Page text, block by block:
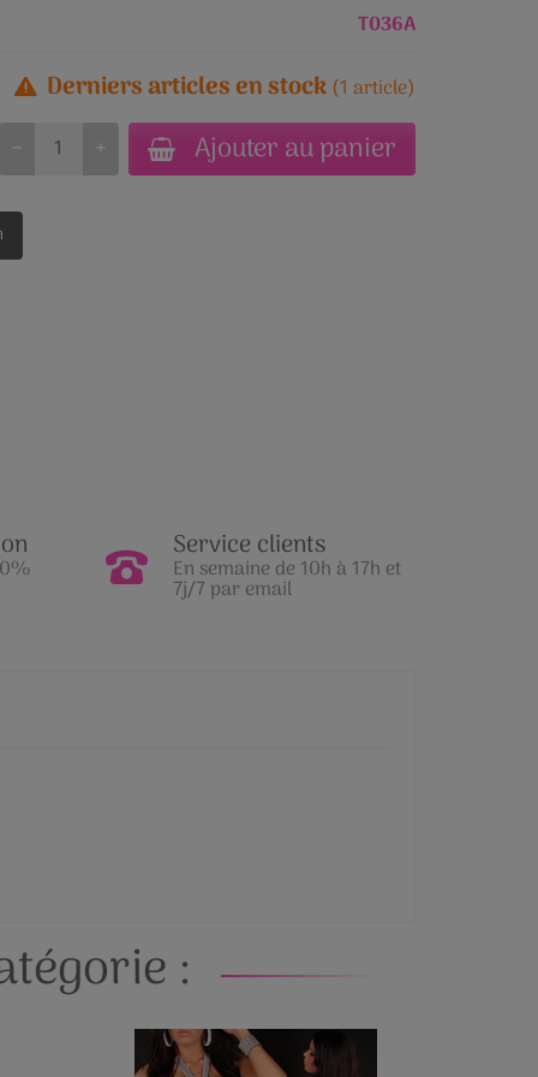
T036A
Derniers articles en stock (1 article)
+
− Ajouter au panier
Service clients
En semaine de 10h à 17h et
7j/7 par email
: